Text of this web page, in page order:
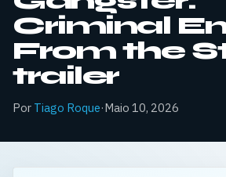
Criminal
From the
trailer
Por Tiago Roque·Maio 10, 2026